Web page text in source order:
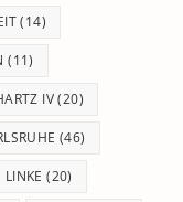
(14)
(11)
IV(20)
(46)
LINKE (20)